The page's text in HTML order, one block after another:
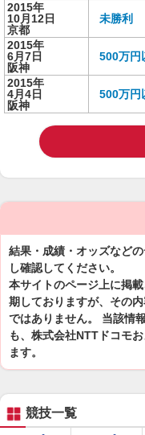
2015年
10月12日
京都
未勝利
2015年
6月7日
阪神
500万円
2015年
4月4日
阪神
500万円
結果・成績・オッズなど
し確認してください。
本サイトのページ上に掲
期しておりますが、その
ではありません。 当該情
も、株式会社NTTドコモ
ます。
競技一覧